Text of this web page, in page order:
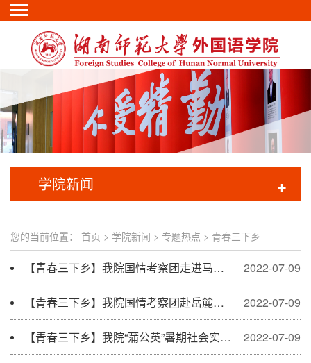
学院新闻 +
您的当前位置： 首页 > 学院新闻 > 专题热点 > 青春三下乡
2022-07-09
【青春三下乡】我院国情考察团走进马栏山视频文创产业园：科技赋能传统文化守正创新
2022-07-09
【青春三下乡】我院国情考察团赴岳麓书院探寻传统文化传承制胜密码
2022-07-09
【青春三下乡】我院“蒲公英”暑期社会实践团开展纪念全民族抗战八十五周年主题党...